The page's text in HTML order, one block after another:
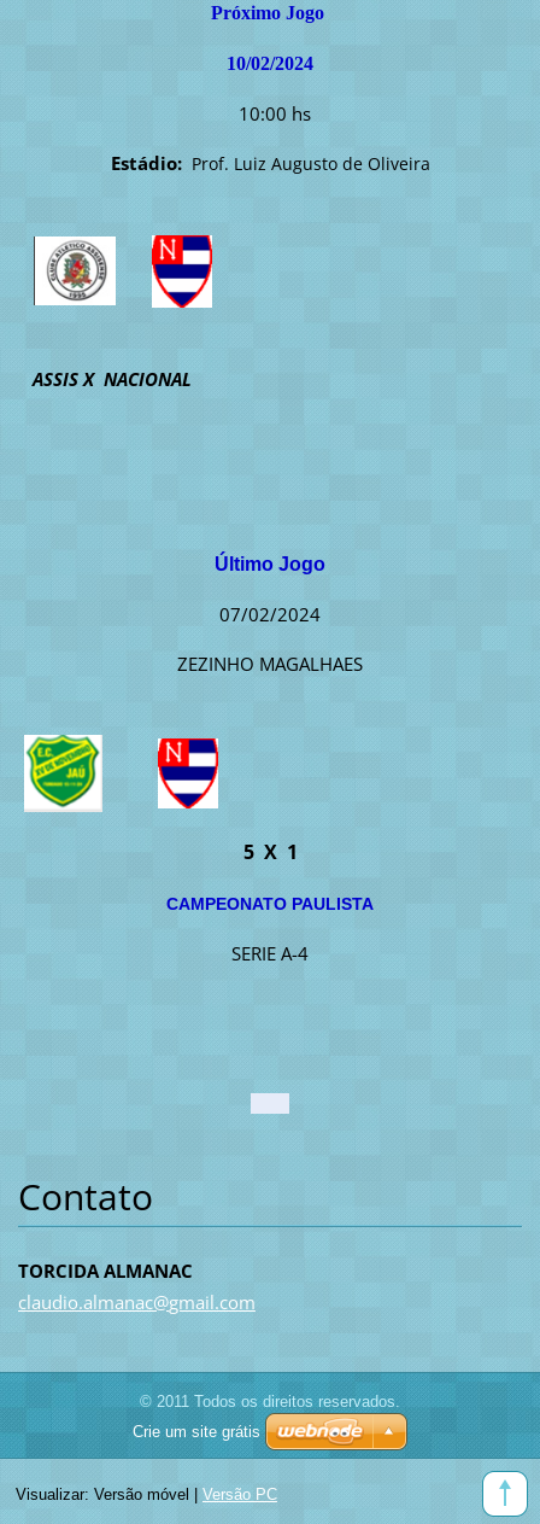
Próximo Jogo
10/02/2024
10:00 hs
Estádio: Prof. Luiz Augusto de Oliveira
ASSIS X NACIONAL
Último Jogo
07/02/2024
ZEZINHO MAGALHAES
5 X 1
CAMPEONATO PAULISTA
SERIE A-4
Contato
TORCIDA ALMANAC
claudio.almanac@gmail.com
© 2011 Todos os direitos reservados.
Crie um site grátis
Visualizar: Versão móvel Versão PC